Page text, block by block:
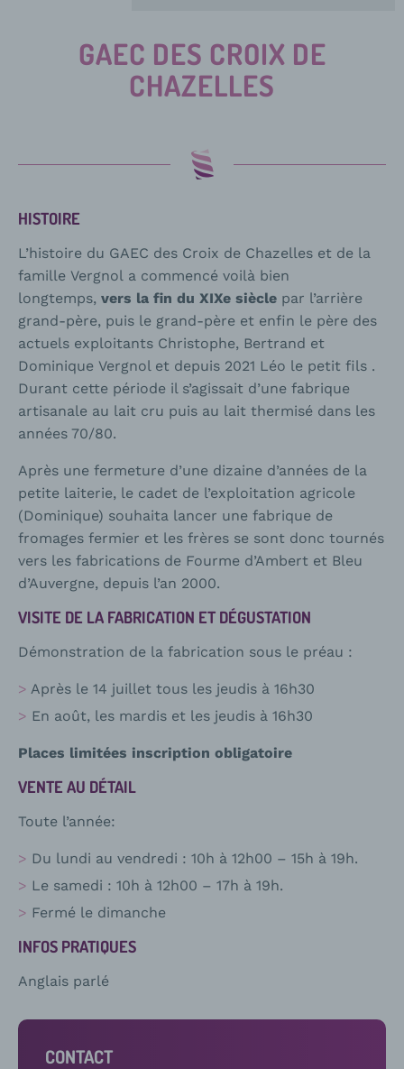
GAEC DES CROIX DE
CHAZELLES
HISTOIRE
L’histoire du GAEC des Croix de Chazelles et de la
famille Vergnol a commencé voilà bien
longtemps, vers la fin du XIXe siècle par l’arrière
grand-père, puis le grand-père et enfin le père des
actuels exploitants Christophe, Bertrand et
Dominique Vergnolet depuis 2021 Léo le petit fils .
Durant cette période il s’agissait d’une fabrique
artisanale au lait cru puis au lait thermisé dans les
années 70/80.
Après une fermeture d’une dizaine d’années de la
petite laiterie, le cadet de l’exploitation agricole
(Dominique) souhaita lancer une fabrique de
fromages fermier et les frères se sont donc tournés
vers les fabrications de Fourme d’Ambert et Bleu
d’Auvergne, depuis l’an 2000.
VISITE DE LA FABRICATION ET DÉGUSTATION
Démonstration de la fabrication sous le préau :
Après le 14 juillet tous les jeudis à 16h30
En août, les mardis et les jeudis à 16h30
Places limitées inscription obligatoire
VENTE AU DÉTAIL
Toute l’année:
Du lundi au vendredi : 10h à 12h00 – 15h à 19h.
Le samedi : 10h à 12h00 – 17h à 19h.
Fermé le dimanche
INFOS PRATIQUES
Anglais parlé
CONTACT